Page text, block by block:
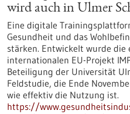
wird auch in Ulmer
Eine digitale
Gesundheit und das
stärken. Entwickelt wurde
internationalen EU-Projekt
Beteiligung der Universität
Feldstudie, die Ende
wie effektiv die Nutzung ist.
https://